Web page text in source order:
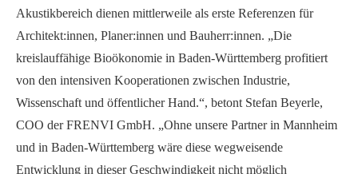
Akustikbereich dienen mittlerweile als erste Referenzen für
Architekt:innen, Planer:innen und Bauherr:innen. „Die
kreislauffähige Bioökonomie in Baden-Württemberg profitiert
von den intensiven Kooperationen zwischen Industrie,
Wissenschaft und öffentlicher Hand.“, betont Stefan Beyerle,
COO der FRENVI GmbH. „Ohne unsere Partner in Mannheim
und in Baden-Württemberg wäre diese wegweisende
Entwicklung in dieser Geschwindigkeit nicht möglich